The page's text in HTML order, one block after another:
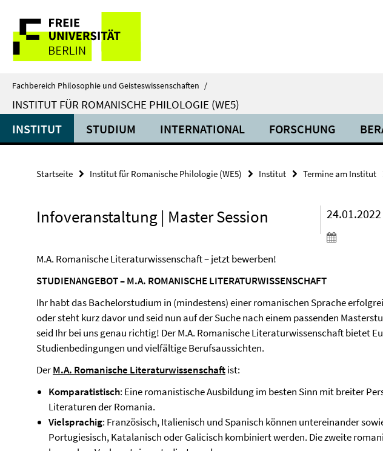
direkt
Inhalt
Service-
Navigation
Fachbereich Philosophie und Geisteswissenschaften /
INSTITUT FÜR ROMANISCHE PHILOLOGIE (WE5)
INSTITUT STUDIUM INTERNATIONAL FORSCHUNG
Startseite Institut für Romanische Philologie (WE5) Institut Termine am Institut
Infoveranstaltung | Master Session
M.A. Romanische Literaturwissenschaft – jetzt bewerben!
STUDIENANGEBOT – M.A. ROMANISCHE LITERATURWISSENSCHAFT
Ihr habt das Bachelorstudium in (mindestens) einer romanischen Sprache
oder steht kurz davor und seid nun auf der Suche nach einem passenden
seid Ihr bei uns genau richtig! Der M.A. Romanische Literaturwissenschaft bietet
Studienbedingungen und vielfältige Berufsaussichten.
DerM.A. Romanische Literaturwissenschaftist:
Komparatistisch: Eine romanistische Ausbildung im besten Sinn mit breiter
Literaturen der Romania.
Vielsprachig: Französisch, Italienisch und Spanisch können untereinander
Portugiesisch, Katalanisch oder Galicisch kombiniert werden. Die zweite